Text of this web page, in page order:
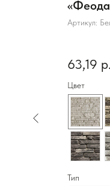
Артикул:
63,19 р.
Цвет
Тип